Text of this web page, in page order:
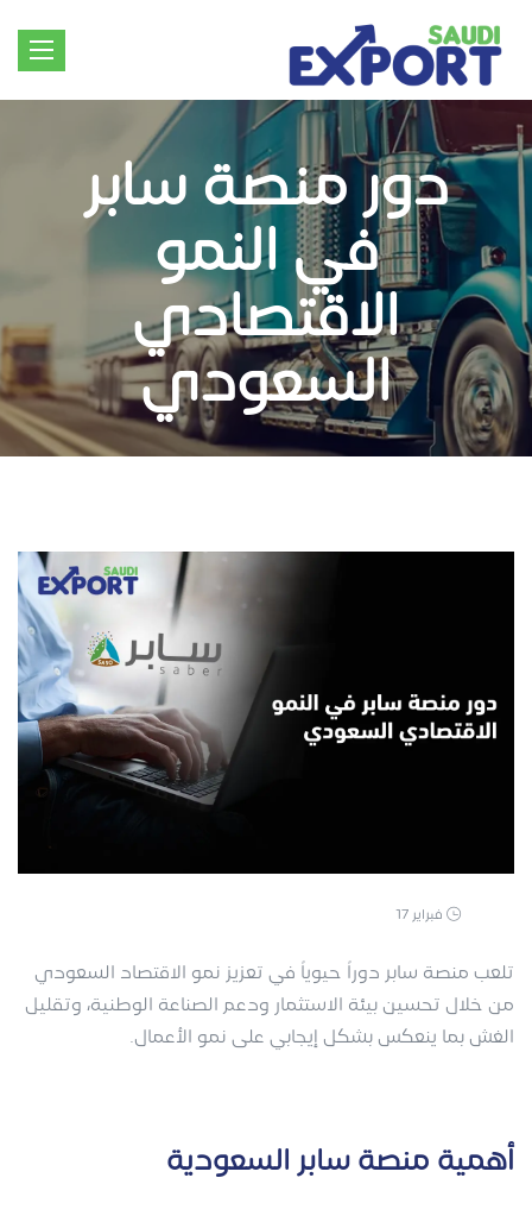
دور منصة سابر
في النمو
الاقتصادي
السعودي
فبراير 17
تلعب منصة سابر دوراً حيوياً في تعزيز نمو الاقتصاد السعودي
من خلال تحسين بيئة الاستثمار ودعم الصناعة الوطنية، وتقليل
الغش بما ينعكس بشكل إيجابي على نمو الأعمال.
أهمية منصة سابر السعودية